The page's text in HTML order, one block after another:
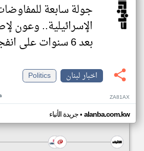
جولة سابعة للمفاوضات
الإسرائيلية.. وعون
بعد 6 سنوات على انفجار المرفأ
اخبار لبنان
Politics
ZA81AX
جريدة الأنباء• alanba.com.kw